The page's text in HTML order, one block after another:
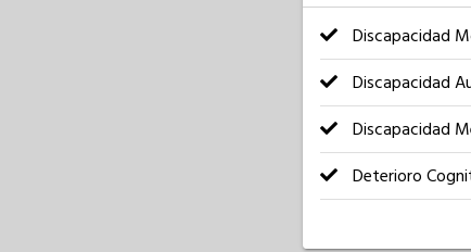
Discapacidad
Discapacidad
Discapacidad
Deterioro